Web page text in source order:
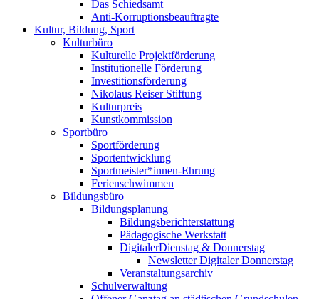
Das Schiedsamt
Anti-Korruptionsbeauftragte
Kultur, Bildung, Sport
Kulturbüro
Kulturelle Projektförderung
Institutionelle Förderung
Investitionsförderung
Nikolaus Reiser Stiftung
Kulturpreis
Kunstkommission
Sportbüro
Sportförderung
Sportentwicklung
Sportmeister*innen-Ehrung
Ferienschwimmen
Bildungsbüro
Bildungsplanung
Bildungsberichterstattung
Pädagogische Werkstatt
DigitalerDienstag & Donnerstag
Newsletter Digitaler Donnerstag
Veranstaltungsarchiv
Schulverwaltung